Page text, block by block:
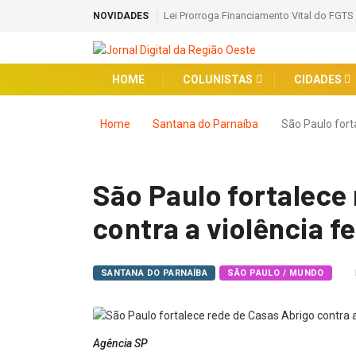
NOVIDADES Lei Prorroga Financiamento Vital do
HOME COLUNISTAS CIDADES
Home Santana do Parnaíba São Paulo
São Paulo fortalece
contra a violência
SANTANA DO PARNAÍBA SÃO PAULO / MUNDO
Agência SP